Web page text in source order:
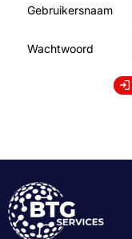
Gebruikersnaam
Wachtwoord